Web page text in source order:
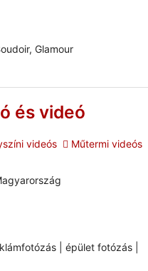
Glamour
és videó
videós
Műtermi videós
| épület fotózás |